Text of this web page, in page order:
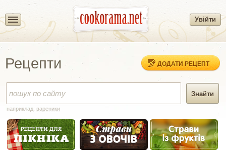
Увійти
Рецепти ДОДАТИ РЕЦЕПТ
наприклад: вареники